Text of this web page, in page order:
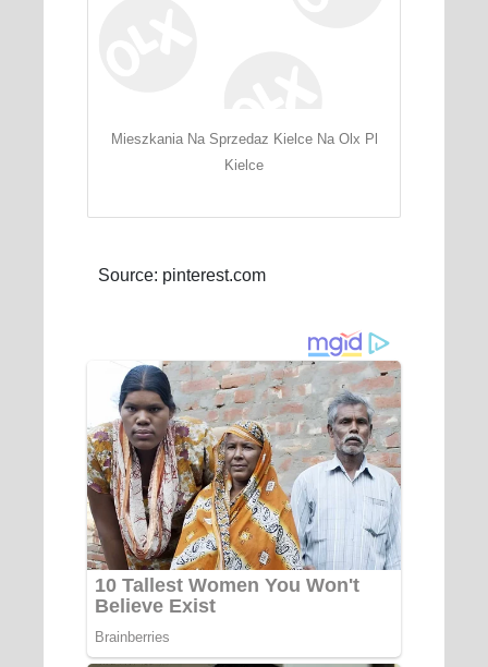
Mieszkania Na Sprzedaz Kielce Na Olx Pl
Kielce
Source: pinterest.com